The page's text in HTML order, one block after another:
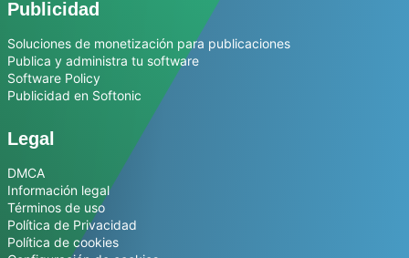
Publicidad
Soluciones de monetización para publicaciones
Publica y administra tu software
Software Policy
Publicidad en Softonic
Legal
DMCA
Información legal
Términos de uso
Política de Privacidad
Política de cookies